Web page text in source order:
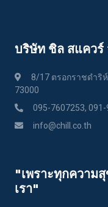
บริษัท ชิล สแควร์
8/17 ตรอกราชดำริ
73000
095-7607253,
info@chill.co.th
"เพราะทุกความ
เรา"